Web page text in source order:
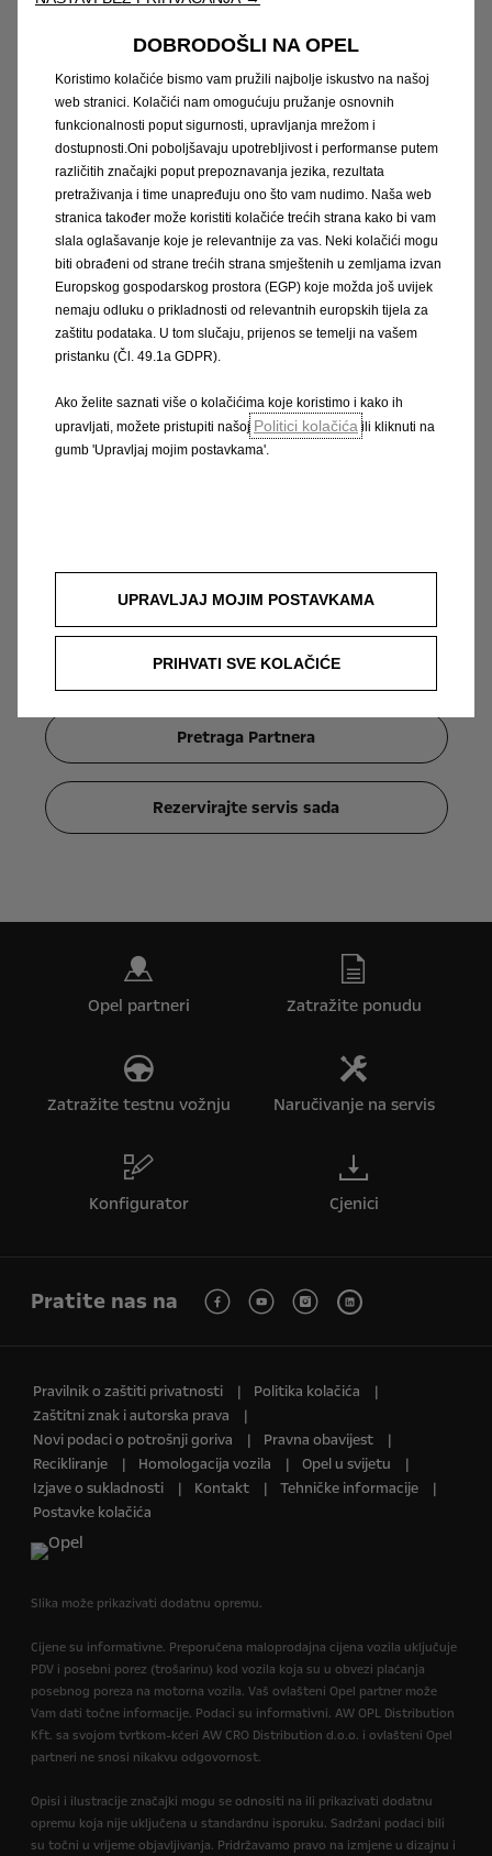
Upravljajte navigacijskim sustavom samo ako
prometni uvjeti omogućuju sigurnu uporabu. Radi
vozilo prije rada na navigacijskom sustavu.
Ne uklanjajte USB stick sve dok ažuriranje nije
završeno
Uključite USB stick u USB priključak Vašeg vozila
Za kupce Combo i Combo Life koristite USB
priključak na prednjoj ploči radija
Odaberite navigacijsku funkciju:
Kliknite "Da" za početak ažuriranja karte
Odaberite ažuriranje karte i kliknite "Instaliraj"
Kliknite "Da" da biste ažurirali kartu
Nakon nadogradnje sustav će se ponovno
pokrenuti
vozilo. Da biste pribavili ažuriranje navigacijske
karte za Opelove modele, posjetite ovlaštenog
Opel prodavača.
Pretraga Partnera
Rezervirajte servis sada
Opel partneri Zatražite ponudu
Zatražite testnu vožnju Naručivanje na servis
Konfigurator Cjenici
Pratite nas na
Pravilnik o zaštiti privatnosti
Politika kolačića
Zaštitni znak i autorska prava
Novi podaci o potrošnji goriva
Pravna obavijest
Recikliranje
Homologacija vozila
Opel u svijetu
Izjave o sukladnosti
Kontakt
Tehničke informacije
Postavke kolačića
Slika može prikazivati dodatnu opremu.
Cijene su informativne. Preporučena maloprodajna cijena vozila uključuje
PDV i posebni porez (trošarinu) kod vozila koja su u obvezi plaćanja
posebnog poreza na motorna vozila. Vaš ovlašteni Opel partner može
Vam dati točne informacije. Podaci su informativni. AW OPL Distribution
Kft. sa svojom tvrtkom-kćeri AW CRO Distribution d.o.o. i ovlašteni Opel
partneri ne snosi nikakvu odgovornost.
Opisi i ilustracije značajki mogu se odnositi na ili prikazivati dodatnu
opremu koja nije uključena u standardnu isporuku. Sadržani podaci bili
su točni u vrijeme objavljivanja. Pridržavamo pravo na izmjene u dizajnu i
DOBRODOŠLI NA OPEL
Koristimo kolačiće bismo vam pružili najbolje iskustvo na našoj
web stranici. Kolačići nam omogućuju pružanje osnovnih
funkcionalnosti poput sigurnosti, upravljanja mrežom i
dostupnosti.Oni poboljšavaju upotrebljivost i performanse putem
različitih značajki poput prepoznavanja jezika, rezultata
pretraživanja i time unapređuju ono što vam nudimo. Naša web
stranica također može koristiti kolačiće trećih strana kako bi vam
slala oglašavanje koje je relevantnije za vas. Neki kolačići mogu
biti obrađeni od strane trećih strana smještenih u zemljama izvan
Europskog gospodarskog prostora (EGP) koje možda još uvijek
nemaju odluku o prikladnosti od relevantnih europskih tijela za
zaštitu podataka. U tom slučaju, prijenos se temelji na vašem
pristanku (Čl. 49.1a GDPR).
Ako želite saznati više o kolačićima koje koristimo i kako ih
upravljati, možete pristupiti našoj Politici kolačića ili kliknuti na
gumb 'Upravljaj mojim postavkama'.
UPRAVLJAJ MOJIM POSTAVKAMA
PRIHVATI SVE KOLAČIĆE